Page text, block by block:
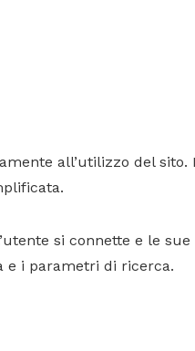
all’utilizzo del sito.
si connette e le
e i parametri di ricerca.